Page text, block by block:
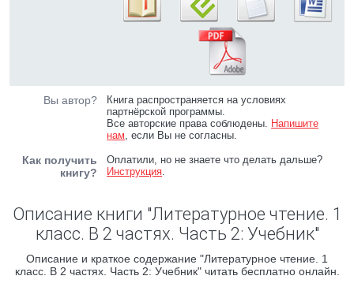
Вы автор?
Книга распространяется на условиях
партнёрской программы.
Все авторские права соблюдены. Напишите
нам, если Вы не согласны.
Как получить
книгу?
Оплатили, но не знаете что делать дальше?
Инструкция.
Описание книги "Литературное чтение. 1
класс. В 2 частях. Часть 2: Учебник"
Описание и краткое содержание "Литературное чтение. 1
класс. В 2 частях. Часть 2: Учебник" читать бесплатно онлайн.